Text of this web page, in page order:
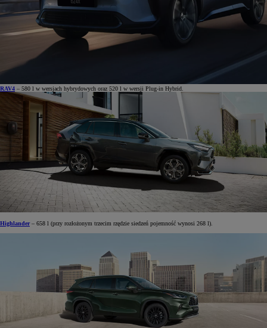
RAV4 – 580 l w wersjach hybrydowych oraz 520 l w wersji Plug-in Hybrid.
Highlander– 658 l (przy rozłożonym trzecim rzędzie siedzeń pojemność wynosi 268 l).